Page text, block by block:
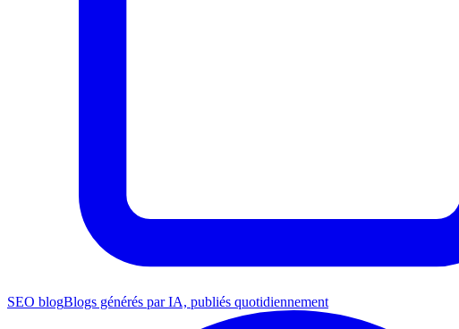
SEO blogBlogs générés par IA, publiés quotidiennement